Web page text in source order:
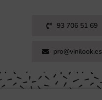
93 706 51 69
pro@vinilook.es